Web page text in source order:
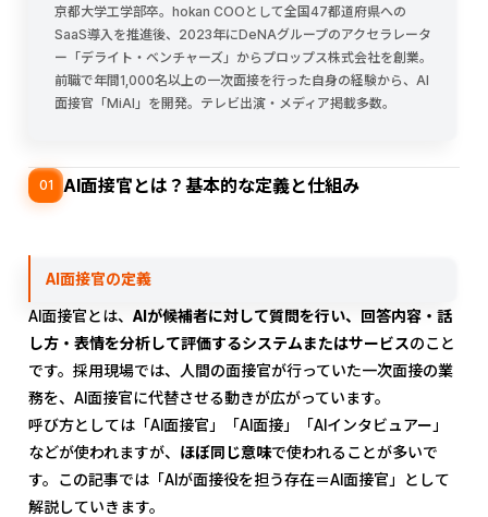
京都大学工学部卒。hokan COOとして全国47都道府県への
SaaS導入を推進後、2023年にDeNAグループのアクセラレータ
ー「デライト・ベンチャーズ」からプロップス株式会社を創業。
前職で年間1,000名以上の一次面接を行った自身の経験から、AI
面接官「MiAI」を開発。テレビ出演・メディア掲載多数。
01 AI面接官とは？基本的な定義と仕組み
AI面接官の定義
AI面接官とは、 AIが候補者に対して質問を行い、回答内容・話
し方・表情を分析して評価するシステムまたはサービスのこと
です。採用現場では、人間の面接官が行っていた一次面接の業
務を、AI面接官に代替させる動きが広がっています。
呼び方としては「AI面接官」「AI面接」「AIインタビュアー」
などが使われますが、 ほぼ同じ意味で使われることが多いで
す。この記事では「AIが面接役を担う存在＝AI面接官」として
解説していきます。